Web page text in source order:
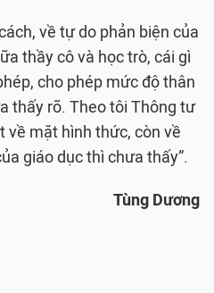
về tự do phản biện của
thầy cô và học trò, cái gì
cho phép mức độ thân
thấy rõ. Theo tôi Thông tư
về mặt hình thức, còn về
giáo dục thì chưa thấy”.
Tùng Dương